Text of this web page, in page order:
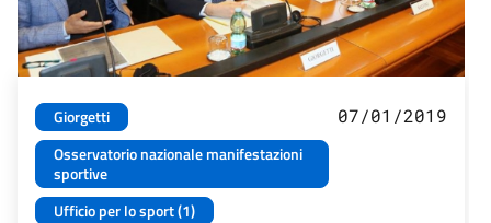
Giorgetti
Osservatorio nazionale manifestazioni
sportive
Ufficio per lo sport (1)
07/01/2019